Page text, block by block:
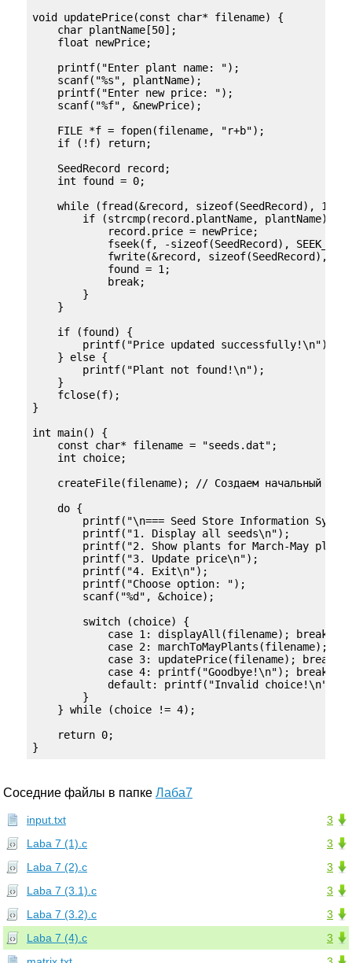
void updatePrice(const char* filename) {
    char plantName[50];
    float newPrice;
    printf("Enter plant name: ");
    scanf("%s", plantName);
    printf("Enter new price: ");
    scanf("%f", &newPrice);
    FILE *f = fopen(filename, "r+b");
    if (!f) return;
    SeedRecord record;
    int found = 0;
while (fread(&record, sizeof(SeedRecord), 1,
if (strcmp(record.plantName, plantName) ==
            record.price = newPrice;
fseek(f, -sizeof(SeedRecord),
fwrite(&record, sizeof(SeedRecord), 1,
            found = 1;
            break;
        }
    }
    if (found) {
        printf("Price updated successfully!\n");
    } else {
        printf("Plant not found!\n");
    }
    fclose(f);
}
int main() {
    const char* filename = "seeds.dat";
    int choice;
    createFile(filename); // Создаем начальный файл
    do {
printf("\n=== Seed Store Information
        printf("1. Display all seeds\n");
printf("2. Show plants for March-May
        printf("3. Update price\n");
        printf("4. Exit\n");
        printf("Choose option: ");
        scanf("%d", &choice);
        switch (choice) {
            case 1: displayAll(filename); break;
case 2: marchToMayPlants(filename);
            case 3: updatePrice(filename); break;
            case 4: printf("Goodbye!\n"); break;
            default: printf("Invalid choice!\n");
        }
    } while (choice != 4);
    return 0;
}
Соседние файлы в папке Лаба7
3
input.txt
3
Laba 7 (1).c
3
Laba 7 (2).c
3
Laba 7 (3.1).c
3
Laba 7 (3.2).c
3
Laba 7 (4).c